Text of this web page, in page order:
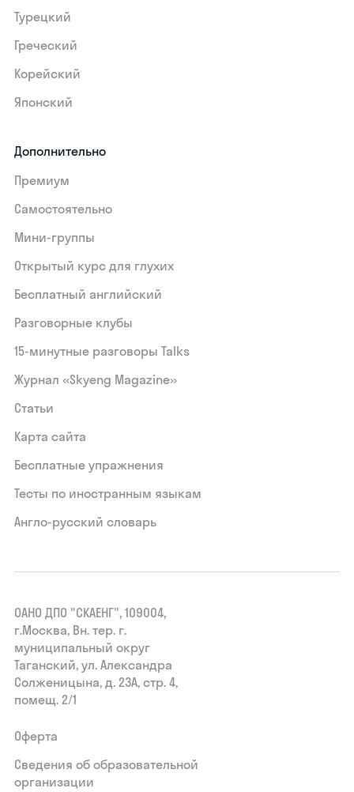
Турецкий
Греческий
Корейский
Японский
Дополнительно
Премиум
Самостоятельно
Мини-группы
Открытый курс для глухих
Бесплатный английский
Разговорные клубы
15‑минутные разговоры Talks
Журнал «Skyeng Magazine»
Статьи
Карта сайта
Бесплатные упражнения
Тесты по иностранным языкам
Англо-русский словарь
ОАНО ДПО "СКАЕНГ", 109004,
г.Москва, Вн. тер. г.
муниципальный округ
Таганский, ул. Александра
Солженицына, д. 23А, стр. 4,
помещ. 2/1
Оферта
Сведения об образовательной
организации